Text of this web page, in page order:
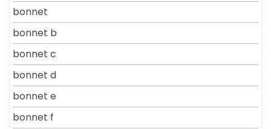
bonnet
bonnet b
bonnet c
bonnet d
bonnet e
bonnet f